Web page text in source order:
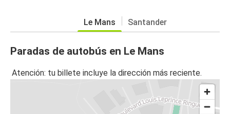
Le Mans Santander
Paradas de autobús en Le Mans
Atención: tu billete incluye la dirección más reciente.